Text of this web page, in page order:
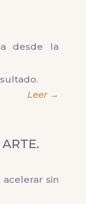
desde la
Leer →
sin